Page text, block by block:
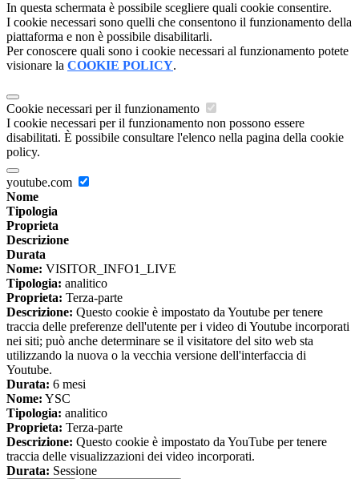
In questa schermata è possibile scegliere quali cookie consentire.
I cookie necessari sono quelli che consentono il funzionamento della
piattaforma e non è possibile disabilitarli.
Per conoscere quali sono i cookie necessari al funzionamento potete
visionare la COOKIE POLICY.
Cookie necessari per il funzionamento
I cookie necessari per il funzionamento non possono essere
disabilitati. È possibile consultare l'elenco nella pagina della cookie
policy.
youtube.com
Nome
Tipologia
Proprieta
Descrizione
Durata
Nome: VISITOR_INFO1_LIVE
Tipologia: analitico
Proprieta: Terza-parte
Descrizione: Questo cookie è impostato da Youtube per tenere
traccia delle preferenze dell'utente per i video di Youtube incorporati
nei siti; può anche determinare se il visitatore del sito web sta
utilizzando la nuova o la vecchia versione dell'interfaccia di
Youtube.
Durata: 6 mesi
Nome: YSC
Tipologia: analitico
Proprieta: Terza-parte
Descrizione: Questo cookie è impostato da YouTube per tenere
traccia delle visualizzazioni dei video incorporati.
Durata: Sessione